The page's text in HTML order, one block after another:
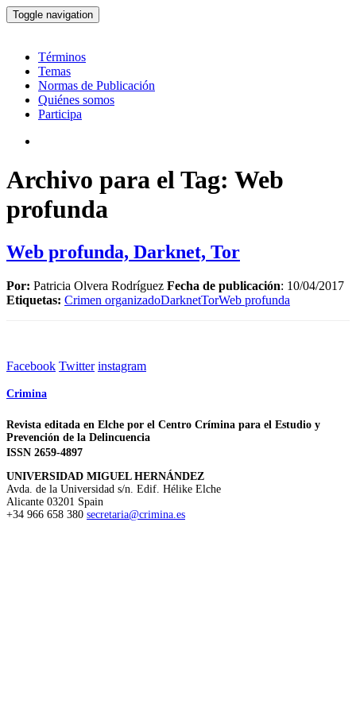
Toggle navigation
Términos
Temas
Normas de Publicación
Quiénes somos
Participa
Archivo para el Tag: Web
profunda
Web profunda, Darknet, Tor
Por: Patricia Olvera Rodríguez Fecha de publicación: 10/04/2017
Etiquetas: Crimen organizadoDarknetTorWeb profunda
Facebook Twitter instagram
Crimina
Revista editada en Elche por el Centro Crímina para el Estudio y
Prevención de la Delincuencia
ISSN 2659-4897
UNIVERSIDAD MIGUEL HERNÁNDEZ
Avda. de la Universidad s/n. Edif. Hélike Elche
Alicante 03201 Spain
+34 966 658 380 secretaria@crimina.es